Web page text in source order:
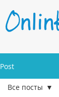
Post
Все посты